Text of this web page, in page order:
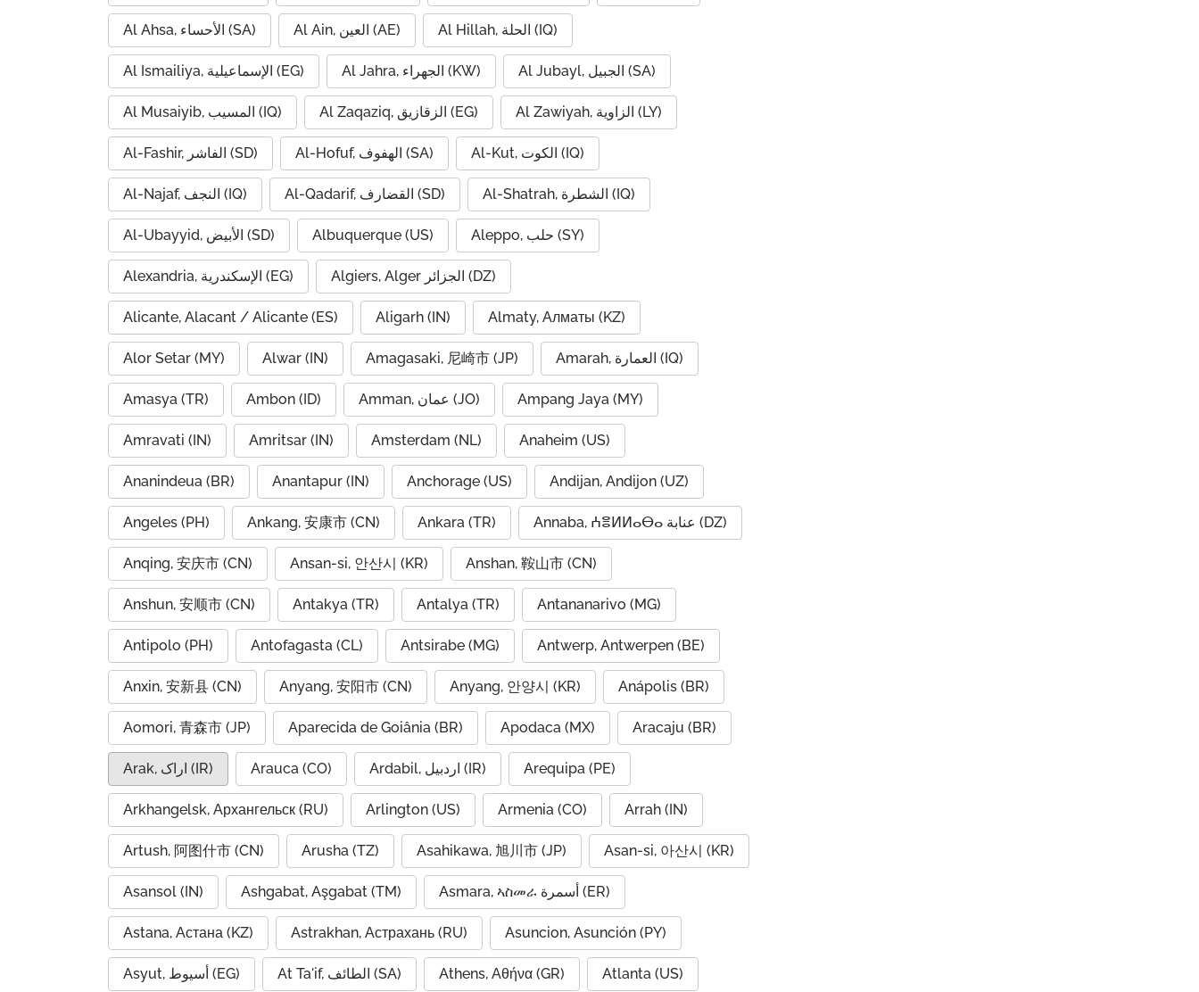
Al Ahsa, الأحساء (SA) Al Ain, العين (AE) Al Hillah, الحلة (IQ)
Al Ismailiya, الإسماعيلية (EG) Al Jahra, الجهراء (KW) Al Jubayl, الجبيل (SA)
Al Musaiyib, المسيب (IQ) Al Zaqaziq, الزقازيق (EG) Al Zawiyah, الزاوية (LY)
Al-Fashir, الفاشر (SD) Al-Hofuf, الهفوف (SA) Al-Kut, الكوت (IQ)
Al-Najaf, النجف (IQ) Al-Qadarif, القضارف (SD) Al-Shatrah, الشطرة (IQ)
Al-Ubayyid, الأبيض (SD) Albuquerque (US) Aleppo, حلب (SY)
Alexandria, الإسكندرية (EG) Algiers, Alger الجزائر (DZ)
Alicante, Alacant / Alicante (ES) Aligarh (IN) Almaty, Алматы (KZ)
Alor Setar (MY) Alwar (IN) Amagasaki, 尼崎市 (JP) Amarah, العمارة (IQ)
Amasya (TR) Ambon (ID) Amman, عمان (JO) Ampang Jaya (MY)
Amravati (IN) Amritsar (IN) Amsterdam (NL) Anaheim (US)
Ananindeua (BR) Anantapur (IN) Anchorage (US) Andijan, Andijon (UZ)
Angeles (PH) Ankang, 安康市 (CN) Ankara (TR) Annaba, ⵄⴻⵍⵍⴰⴱⴰ عنابة (DZ)
Anqing, 安庆市 (CN) Ansan-si, 안산시 (KR) Anshan, 鞍山市 (CN)
Anshun, 安顺市 (CN) Antakya (TR) Antalya (TR) Antananarivo (MG)
Antipolo (PH) Antofagasta (CL) Antsirabe (MG) Antwerp, Antwerpen (BE)
Anxin, 安新县 (CN) Anyang, 安阳市 (CN) Anyang, 안양시 (KR) Anápolis (BR)
Aomori, 青森市 (JP) Aparecida de Goiânia (BR) Apodaca (MX) Aracaju (BR)
Arak, اراک (IR) Arauca (CO) Ardabil, اردبیل (IR) Arequipa (PE)
Arkhangelsk, Архангельск (RU) Arlington (US) Armenia (CO) Arrah (IN)
Artush, 阿图什市 (CN) Arusha (TZ) Asahikawa, 旭川市 (JP) Asan-si, 아산시 (KR)
Asansol (IN) Ashgabat, Aşgabat (TM) Asmara, ኣስመራ أسمرة (ER)
Astana, Астана (KZ) Astrakhan, Астрахань (RU) Asuncion, Asunción (PY)
Asyut, أسيوط (EG) At Ta'if, الطائف (SA) Athens, Αθήνα (GR) Atlanta (US)